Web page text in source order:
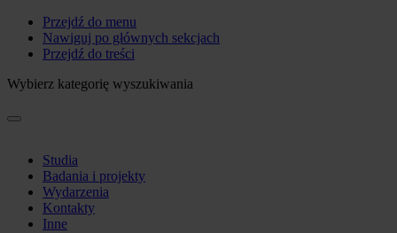
Przejdź do menu
Nawiguj po głównych sekcjach
Przejdź do treści
Wybierz kategorię wyszukiwania
Studia
Badania i projekty
Wydarzenia
Kontakty
Inne